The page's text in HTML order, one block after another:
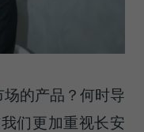
的产品？何时导
们更加重视长安